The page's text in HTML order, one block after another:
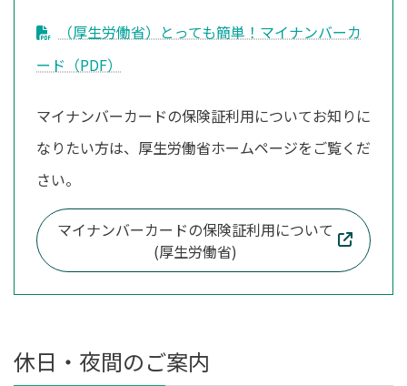
（厚生労働省）とっても簡単！マイナンバーカ
ード（PDF）
マイナンバーカードの保険証利用についてお知りに
なりたい方は、厚生労働省ホームページをご覧くだ
さい。
マイナンバーカードの保険証利用について
(厚生労働省)
休日・夜間のご案内